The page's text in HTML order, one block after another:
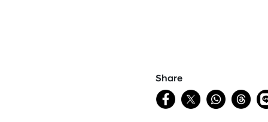
Share